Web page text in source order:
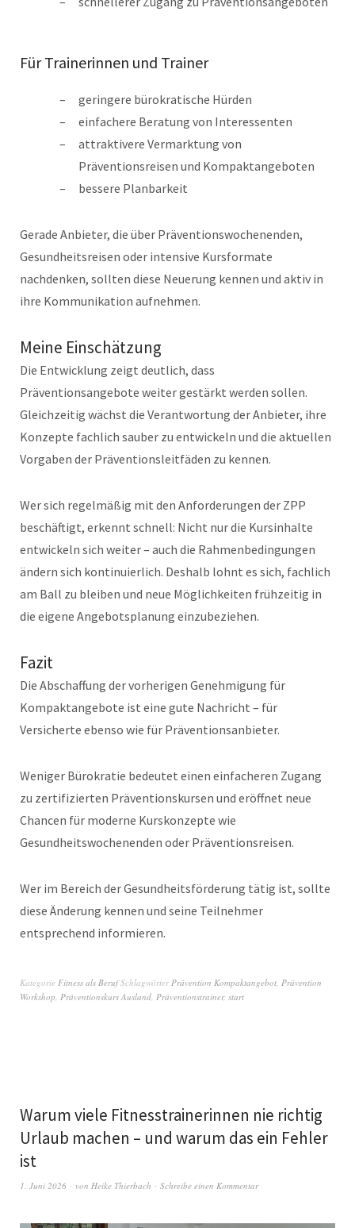
Für Trainerinnen und Trainer
geringere bürokratische Hürden
einfachere Beratung von Interessenten
attraktivere Vermarktung von
Präventionsreisen und Kompaktangeboten
bessere Planbarkeit
Gerade Anbieter, die über Präventionswochenenden,
Gesundheitsreisen oder intensive Kursformate
nachdenken, sollten diese Neuerung kennen und aktiv in
ihre Kommunikation aufnehmen.
Meine Einschätzung
Die Entwicklung zeigt deutlich, dass
Präventionsangebote weiter gestärkt werden sollen.
Gleichzeitig wächst die Verantwortung der Anbieter, ihre
Konzepte fachlich sauber zu entwickeln und die aktuellen
Vorgaben der Präventionsleitfäden zu kennen.
Wer sich regelmäßig mit den Anforderungen der ZPP
beschäftigt, erkennt schnell: Nicht nur die Kursinhalte
entwickeln sich weiter – auch die Rahmenbedingungen
ändern sich kontinuierlich. Deshalb lohnt es sich, fachlich
am Ball zu bleiben und neue Möglichkeiten frühzeitig in
die eigene Angebotsplanung einzubeziehen.
Fazit
Die Abschaffung der vorherigen Genehmigung für
Kompaktangebote ist eine gute Nachricht – für
Versicherte ebenso wie für Präventionsanbieter.
Weniger Bürokratie bedeutet einen einfacheren Zugang
zu zertifizierten Präventionskursen und eröffnet neue
Chancen für moderne Kurskonzepte wie
Gesundheitswochenenden oder Präventionsreisen.
Wer im Bereich der Gesundheitsförderung tätig ist, sollte
diese Änderung kennen und seine Teilnehmer
entsprechend informieren.
Kategorie Fitness als Beruf Schlagwörter Prävention Kompaktangebot Prävention
Workshop Präventionskurs Ausland Präventionstrainer, start
Warum viele Fitnesstrainerinnen nie richtig
Urlaub machen – und warum das ein Fehler
ist
1. Juni 2026 von Heike Thierbach Schreibe einen Kommentar